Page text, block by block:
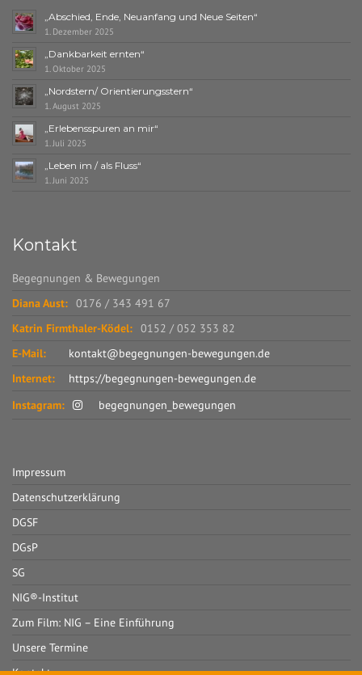
„Abschied, Ende, Neuanfang und Neue Seiten“
1. Dezember 2025
„Dankbarkeit ernten“
1. Oktober 2025
„Nordstern/ Orientierungsstern“
1. August 2025
„Erlebensspuren an mir“
1. Juli 2025
„Leben im / als Fluss“
1. Juni 2025
Kontakt
Begegnungen & Bewegungen
Diana Aust: 0176 / 343 491 67
Katrin Firmthaler-Ködel: 0152 / 052 353 82
E-Mail:
kontakt@begegnungen-bewegungen.de
Internet:
https://begegnungen-bewegungen.de
Instagram:
begegnungen_bewegungen
Impressum
Datenschutzerklärung
DGSF
DGsP
SG
NIG®-Institut
Zum Film: NIG – Eine Einführung
Unsere Termine